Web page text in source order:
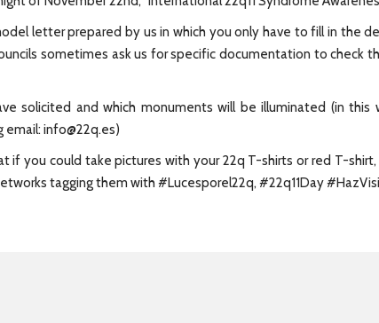
letter prepared by us in which you only have to fill in the
sometimes ask us for specific documentation to
solicited and which monuments will be illuminated (in
info@22q.es)
if you could take pictures with your 22q T-shirts or red T-
tagging them with #Lucesporel22q, #22q11Day